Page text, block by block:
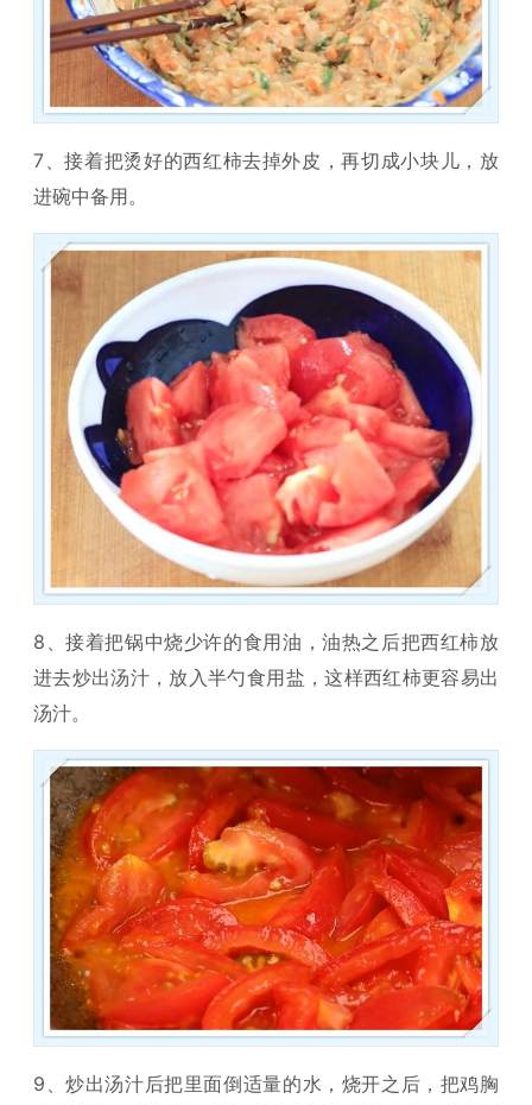
7、接着把烫好的西红柿去掉外皮，再切成小块儿，放
进碗中备用。
8、接着把锅中烧少许的食用油，油热之后把西红柿放
进去炒出汤汁，放入半勺食用盐，这样西红柿更容易出
汤汁。
9、炒出汤汁后把里面倒适量的水，烧开之后，把鸡胸